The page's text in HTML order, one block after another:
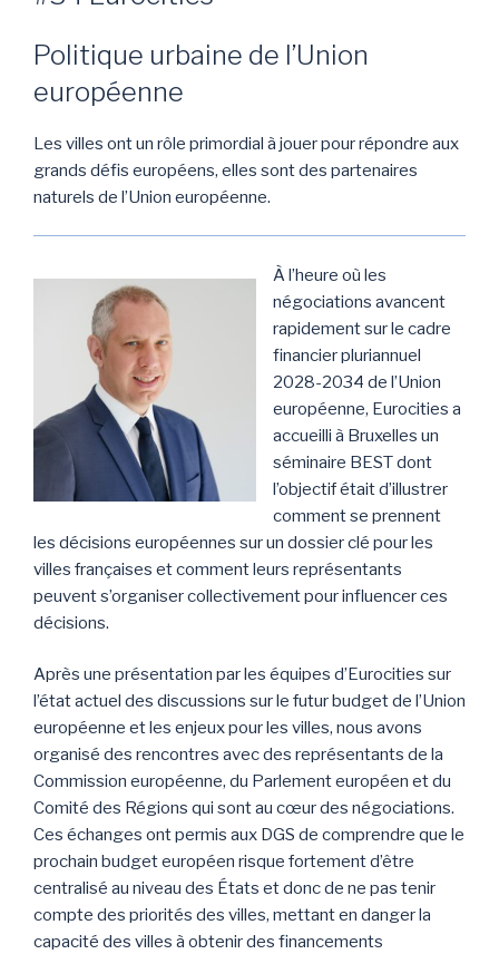
Politique urbaine de l’Union
européenne
Les villes ont un rôle primordial à jouer pour répondre aux
grands défis européens, elles sont des partenaires
naturels de l’Union européenne.
À l’heure où les
négociations avancent
rapidement sur le cadre
financier pluriannuel
2028-2034 de l’Union
européenne, Eurocities a
accueilli à Bruxelles un
séminaire BEST dont
l’objectif était d’illustrer
comment se prennent
les décisions européennes sur un dossier clé pour les
villes françaises et comment leurs représentants
peuvent s’organiser collectivement pour influencer ces
décisions.
Après une présentation par les équipes d’Eurocities sur
l’état actuel des discussions sur le futur budget de l’Union
européenne et les enjeux pour les villes, nous avons
organisé des rencontres avec des représentants de la
Commission européenne, du Parlement européen et du
Comité des Régions qui sont au cœur des négociations.
Ces échanges ont permis aux DGS de comprendre que le
prochain budget européen risque fortement d’être
centralisé au niveau des États et donc de ne pas tenir
compte des priorités des villes, mettant en danger la
capacité des villes à obtenir des financements